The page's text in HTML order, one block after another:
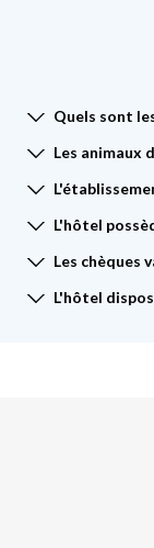
Quels sont
Les animaux
L'hôtel
Les chèques
L'hôtel